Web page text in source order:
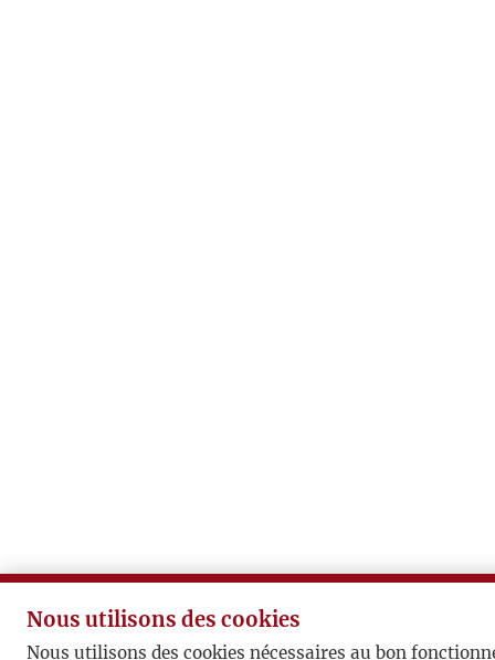
Nous utilisons des cookies
Nous utilisons des cookies nécessaires au bon